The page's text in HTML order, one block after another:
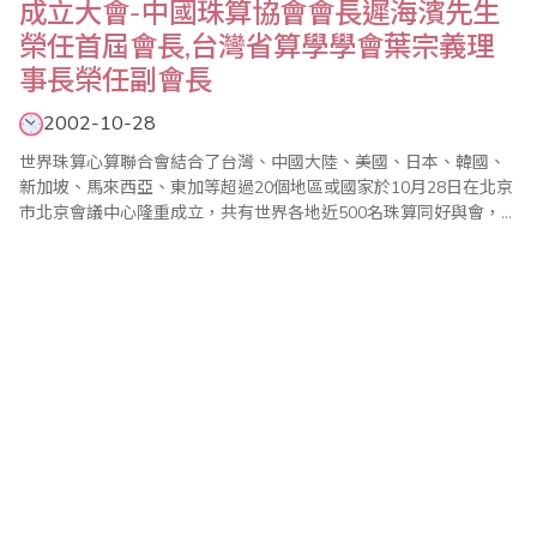
成立大會-中國珠算協會會長遲海濱先生
榮任首屆會長,台灣省算學學會葉宗義理
事長榮任副會長
2002-10-28
世界珠算心算聯合會結合了台灣、中國大陸、美國、日本、韓國、
新加坡、馬來西亞、東加等超過20個地區或國家於10月28日在北京
市北京會議中心隆重成立，共有世界各地近500名珠算同好與會，台